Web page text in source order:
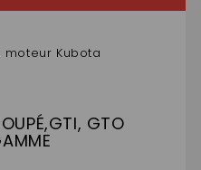
moteur Kubota
GTO